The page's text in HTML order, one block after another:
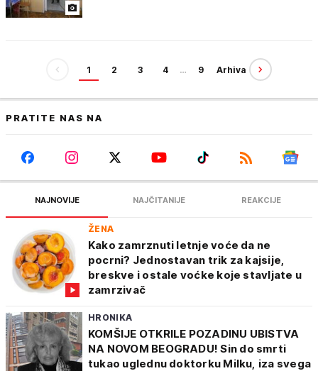
1 2 3 4 … 9 Arhiva
PRATITE NAS NA
NAJNOVIJE NAJČITANIJE REAKCIJE
ŽENA
Kako zamrznuti letnje voće da ne
pocrni? Jednostavan trik za kajsije,
breskve i ostale voćke koje stavljate u
zamrzivač
HRONIKA
KOMŠIJE OTKRILE POZADINU UBISTVA
NA NOVOM BEOGRADU! Sin do smrti
tukao uglednu doktorku Milku, iza svega